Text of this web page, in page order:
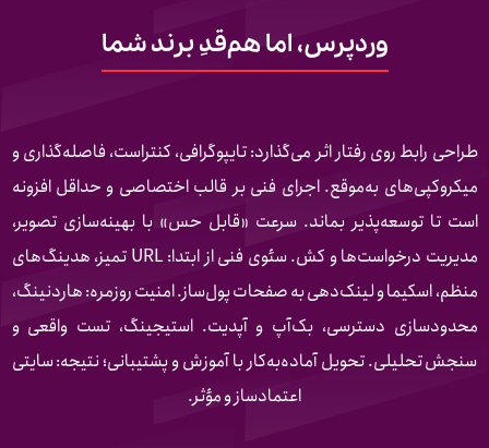
وردپرس، اما هم‌قدِ برند شما
طراحی رابط روی رفتار اثر می‌گذارد: تایپوگرافی، کنتراست، فاصله‌گذاری و
میکروکپی‌های به‌موقع. اجرای فنی بر قالب اختصاصی و حداقل افزونه
است تا توسعه‌پذیر بماند. سرعت «قابل حس» با بهینه‌سازی تصویر،
مدیریت درخواست‌ها و کش. سئوی فنی از ابتدا: URL تمیز، هدینگ‌های
منظم، اسکیما و لینک‌دهی به صفحات پول‌ساز. امنیت روزمره: هاردنینگ،
محدودسازی دسترسی، بک‌آپ و آپدیت. استیجینگ، تست واقعی و
سنجش تحلیلی. تحویل آماده‌به‌کار با آموزش و پشتیبانی؛ نتیجه: سایتی
اعتمادساز و مؤثر.